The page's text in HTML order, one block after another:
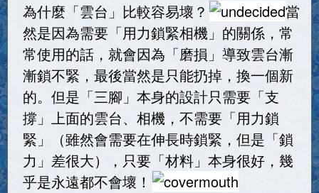
為什麼「雲台」比較容易壞？
當
然是因為需要「用力鎖緊相機」的關係，常
常使用的話，就會因為「磨損」導致雲台漸
漸鎖不緊，最後當然是只能扔掉，換一個新
的。但是「三腳」本身的設計只需要「支
撐」上面的雲台、相機，不需要「用力鎖
緊」（雖然會需要在伸長時鎖緊，但是「鎖
力」差很大），只要「材料」本身很好，幾
乎是永遠都不會壞！